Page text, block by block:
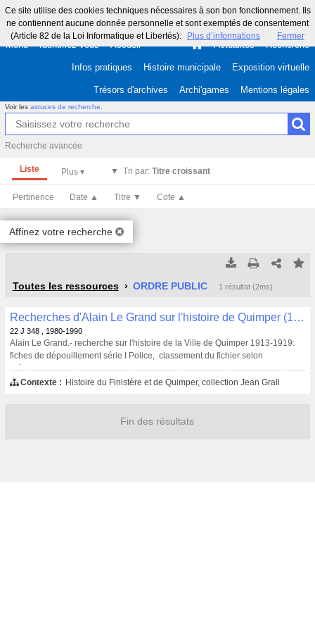
Ce site utilise des cookies techniques nécessaires à son bon fonctionnement. Ils
ne contiennent aucune donnée personnelle et sont exemptés de consentement
(Article 82 de la Loi Informatique et Libertés).
Plus d’informations Fermer
Menu Identifiez-vous Accueil Actualités Recherche
Infos pratiques Histoire municipale Exposition virtuelle
Trésors d'archives Archi'games Mentions légales
Voir les astuces de recherche
Recherche avancée
Liste Tri par: Titre croissant
Pertinence Date ▲ Titre ▼ Cote ▲
Affinez votre recherche
Tous les résultats (Max 250)
Tous les résultats(Max 500)
Toutes les ressources ORDRE PUBLIC 1 résultat (2ms)
Recherches d'Alain Le Grand sur l'histoire de Quimper (1913-1919) : fiche de dépouillement de la série I police , 22 J 348
22 J 348 , 1980-1990
Alain Le Grand.- recherche sur l'histoire de la Ville de Quimper 1913-1919:
fiches de dépouillement série I Police, classement du fichier selon
thématiques suivantes
- Divers
Contexte : Histoire du Finistère et de Quimper, collection Jean Grall
Fin des résultats